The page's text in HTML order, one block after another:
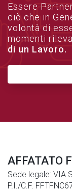
Essere
ciò che in
volontà di
momenti
di un Lavoro.
AFFATATO
Sede legale: VIA
P.I./C.F.